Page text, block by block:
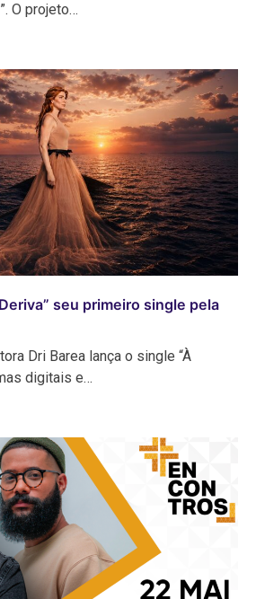
O projeto…
seu primeiro single pela
Dri Barea lança o single “À
digitais e…